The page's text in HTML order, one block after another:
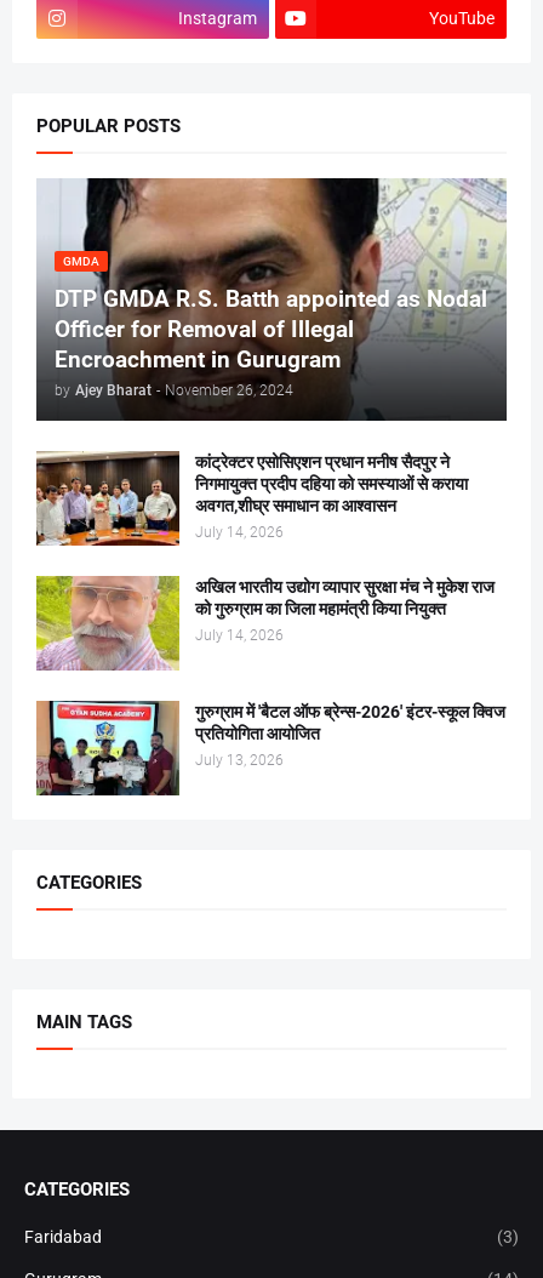
Instagram YouTube
POPULAR POSTS
GMDA
DTP GMDA R.S. Batth appointed as Nodal
Officer for Removal of Illegal
Encroachment in Gurugram
by Ajey Bharat - November 26, 2024
कांट्रेक्टर एसोसिएशन प्रधान मनीष सैदपुर ने
निगमायुक्त प्रदीप दहिया को समस्याओं से कराया
अवगत,शीघ्र समाधान का आश्वासन
July 14, 2026
अखिल भारतीय उद्योग व्यापार सुरक्षा मंच ने मुकेश राज
को गुरुग्राम का जिला महामंत्री किया नियुक्त
July 14, 2026
गुरुग्राम में 'बैटल ऑफ ब्रेन्स-2026' इंटर-स्कूल क्विज
प्रतियोगिता आयोजित
July 13, 2026
CATEGORIES
MAIN TAGS
CATEGORIES
Faridabad (3)